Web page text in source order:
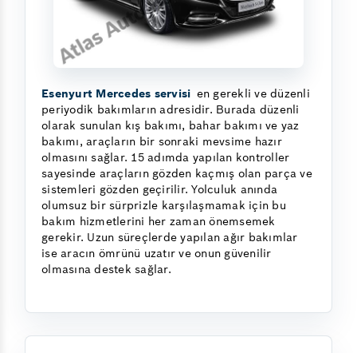
Esenyurt Mercedes servisi en gerekli ve düzenli
periyodik bakımların adresidir. Burada düzenli
olarak sunulan kış bakımı, bahar bakımı ve yaz
bakımı, araçların bir sonraki mevsime hazır
olmasını sağlar. 15 adımda yapılan kontroller
sayesinde araçların gözden kaçmış olan parça ve
sistemleri gözden geçirilir. Yolculuk anında
olumsuz bir sürprizle karşılaşmamak için bu
bakım hizmetlerini her zaman önemsemek
gerekir. Uzun süreçlerde yapılan ağır bakımlar
ise aracın ömrünü uzatır ve onun güvenilir
olmasına destek sağlar.